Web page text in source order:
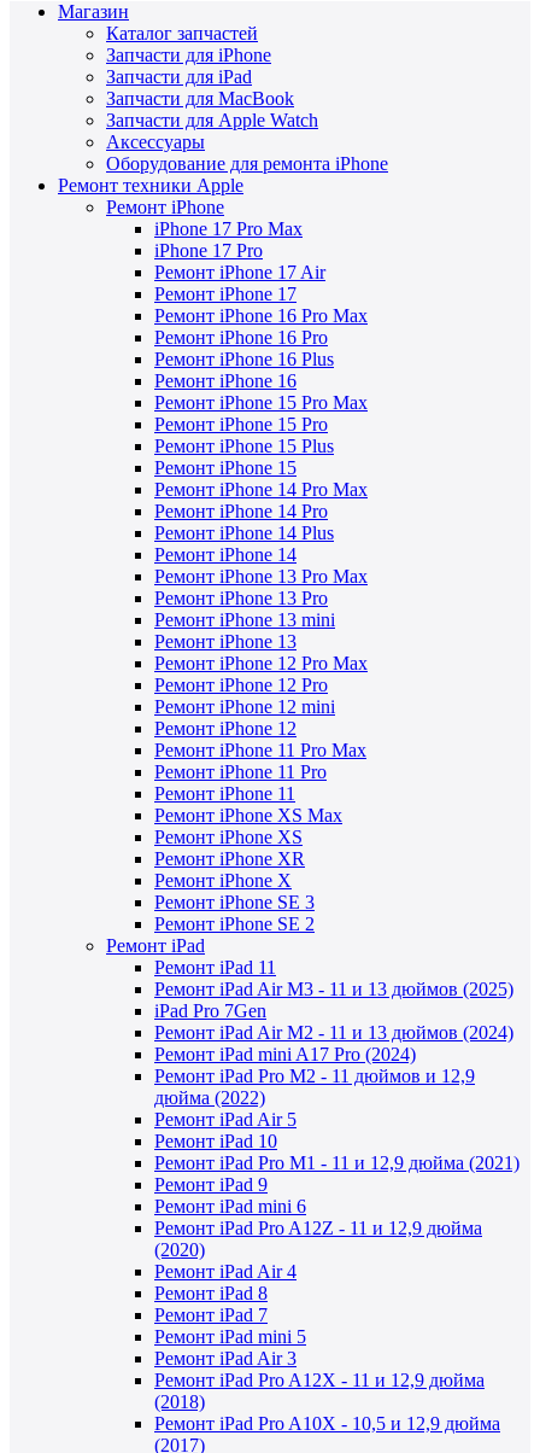
Магазин
Каталог запчастей
Запчасти для iPhone
Запчасти для iPad
Запчасти для MacBook
Запчасти для Apple Watch
Аксессуары
Оборудование для ремонта iPhone
Ремонт техники Apple
Ремонт iPhone
iPhone 17 Pro Max
iPhone 17 Pro
Ремонт iPhone 17 Air
Ремонт iPhone 17
Ремонт iPhone 16 Pro Max
Ремонт iPhone 16 Pro
Ремонт iPhone 16 Plus
Ремонт iPhone 16
Ремонт iPhone 15 Pro Max
Ремонт iPhone 15 Pro
Ремонт iPhone 15 Plus
Ремонт iPhone 15
Ремонт iPhone 14 Pro Max
Ремонт iPhone 14 Pro
Ремонт iPhone 14 Plus
Ремонт iPhone 14
Ремонт iPhone 13 Pro Max
Ремонт iPhone 13 Pro
Ремонт iPhone 13 mini
Ремонт iPhone 13
Ремонт iPhone 12 Pro Max
Ремонт iPhone 12 Pro
Ремонт iPhone 12 mini
Ремонт iPhone 12
Ремонт iPhone 11 Pro Max
Ремонт iPhone 11 Pro
Ремонт iPhone 11
Ремонт iPhone XS Max
Ремонт iPhone XS
Ремонт iPhone XR
Ремонт iPhone X
Ремонт iPhone SE 3
Ремонт iPhone SE 2
Ремонт iPad
Ремонт iPad 11
Ремонт iPad Air M3 - 11 и 13 дюймов (2025)
iPad Pro 7Gen
Ремонт iPad Air M2 - 11 и 13 дюймов (2024)
Ремонт iPad mini A17 Pro (2024)
Ремонт iPad Pro M2 - 11 дюймов и 12,9
дюйма (2022)
Ремонт iPad Air 5
Ремонт iPad 10
Ремонт iPad Pro M1 - 11 и 12,9 дюйма (2021)
Ремонт iPad 9
Ремонт iPad mini 6
Ремонт iPad Pro A12Z - 11 и 12,9 дюйма
(2020)
Ремонт iPad Air 4
Ремонт iPad 8
Ремонт iPad 7
Ремонт iPad mini 5
Ремонт iPad Air 3
Ремонт iPad Pro A12X - 11 и 12,9 дюйма
(2018)
Ремонт iPad Pro A10X - 10,5 и 12,9 дюйма
(2017)